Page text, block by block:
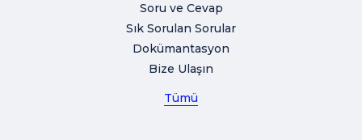
Soru ve Cevap
Sık Sorulan Sorular
Dokümantasyon
Bize Ulaşın
Tümü